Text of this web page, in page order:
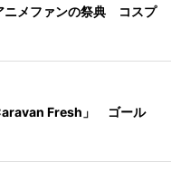
ニメファンの祭典 コスプ
Fresh」 ゴール